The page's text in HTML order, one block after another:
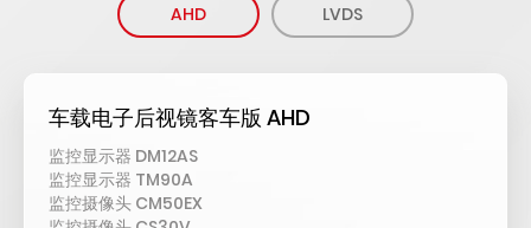
AHD LVDS
车载电子后视镜客车版 AHD
监控显示器 DM12AS
监控显示器 TM90A
监控摄像头 CM50EX